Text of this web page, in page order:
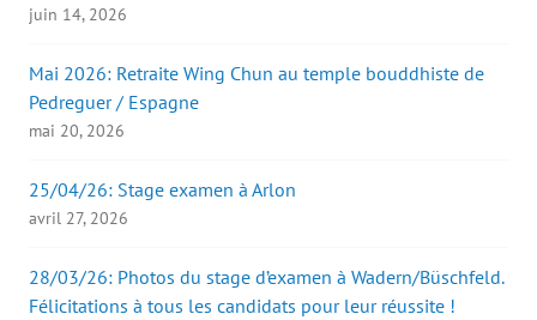
juin 14, 2026
Mai 2026: Retraite Wing Chun au temple bouddhiste de
Pedreguer / Espagne
mai 20, 2026
25/04/26: Stage examen à Arlon
avril 27, 2026
28/03/26: Photos du stage d’examen à Wadern/Büschfeld.
Félicitations à tous les candidats pour leur réussite !